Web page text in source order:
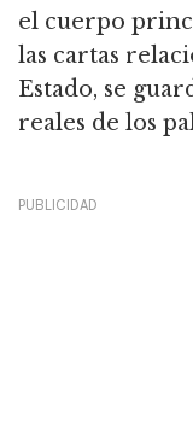
el cuerpo
las cartas
Estado, se
reales de los
PUBLICIDAD